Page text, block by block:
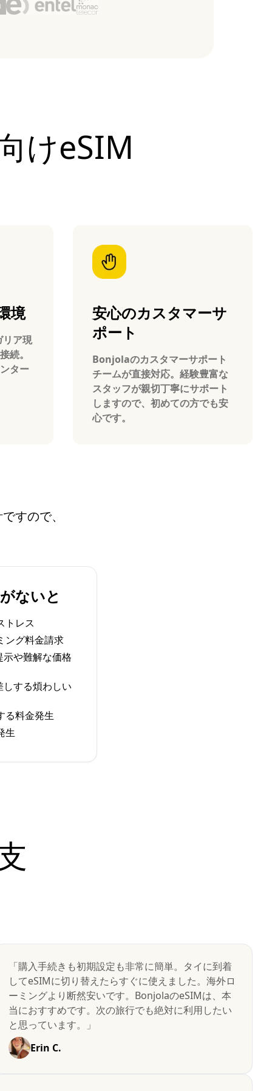
けeSIM
境
ア現
続。
ター
安心のカスタマーサ
ポート
Bonjolaのカスタマーサポート
チームが直接対応。経験豊富な
スタッフが親切丁寧にサポート
しますので、初めての方でも安
心です。
すので、
ないと
トレス
ング料金請求
や難解な価格
する煩わしい
る料金発生
生
「購入手続きも初期設定も非常に簡単。タイに到着
してeSIMに切り替えたらすぐに使えました。海外ロ
ーミングより断然安いです。BonjolaのeSIMは、本
当におすすめです。次の旅行でも絶対に利用したい
と思っています。」
Erin C.